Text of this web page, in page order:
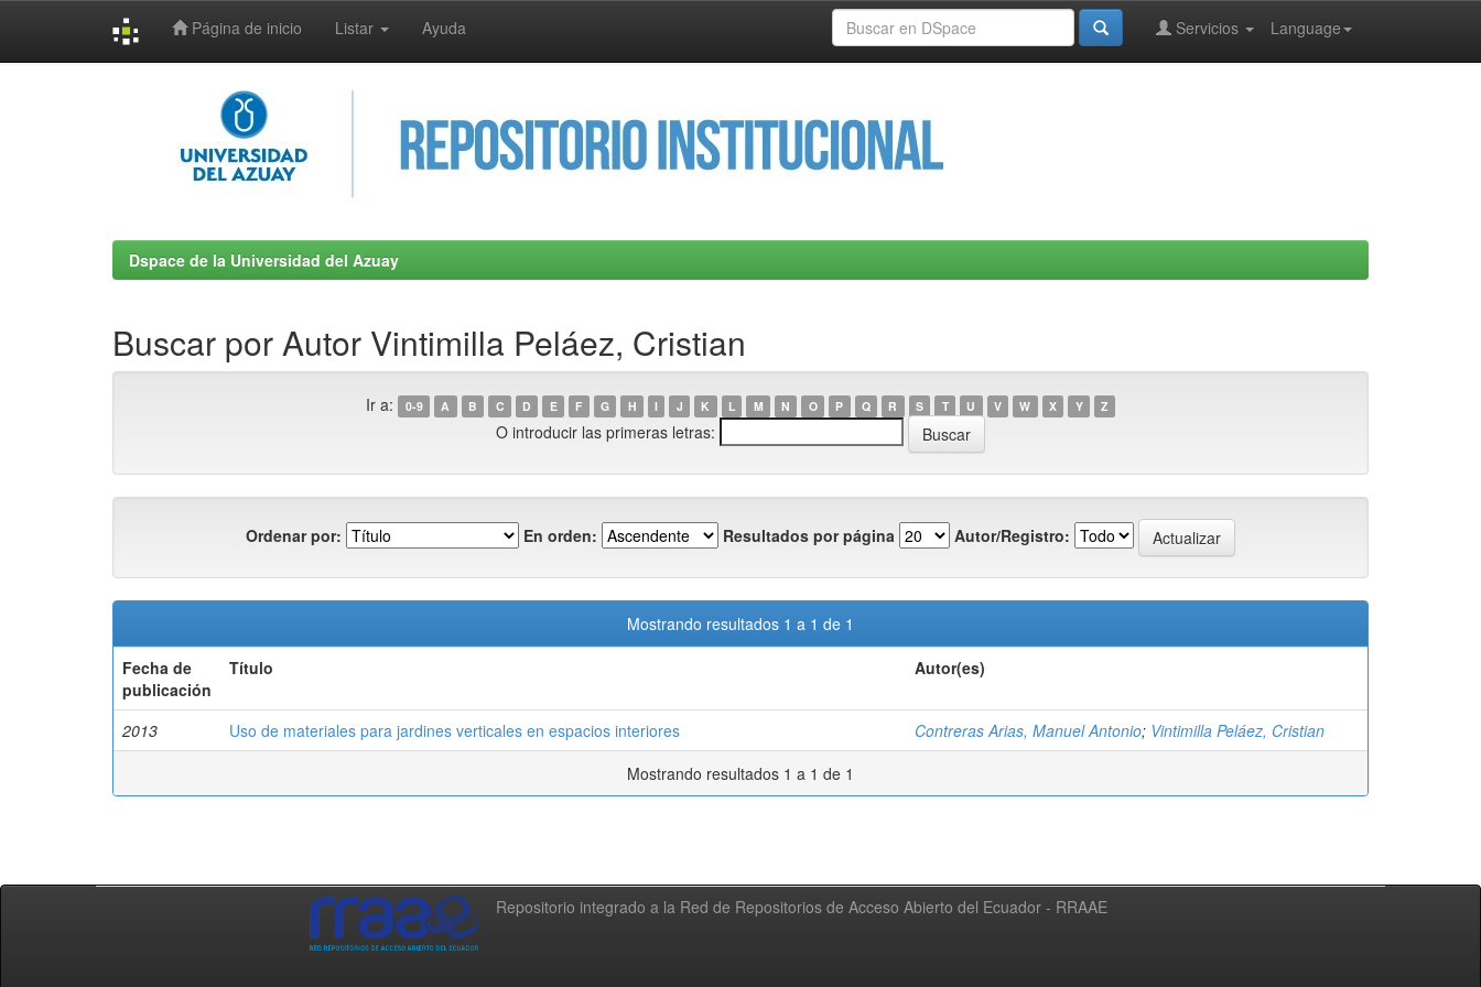
Página de inicio Listar Ayuda Language
Servicios
Dspace de la Universidad del Azuay
Buscar por Autor Vintimilla Peláez, Cristian
Ir a: 0-9 A B C D E F G H I J K L M N O P Q R S T U V W X Y Z
O introducir las primeras letras:
Ordenar por: En orden: Resultados por página Autor/Registro:
Mostrando resultados 1 a 1 de 1
Fecha de
publicación
Título Autor(es)
2013 Uso de materiales para jardines verticales en espacios interiores Contreras Arias, Manuel Antonio; Vintimilla Peláez, Cristian
Mostrando resultados 1 a 1 de 1
Repositorio integrado a la Red de Repositorios de Acceso Abierto del Ecuador - RRAAE